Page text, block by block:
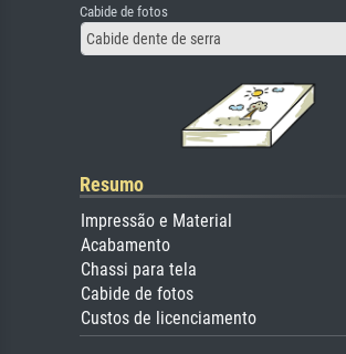
Cabide de fotos
Cabide dente de serra
Resumo
Impressão e Material
Acabamento
Chassi para tela
Cabide de fotos
Custos de licenciamento